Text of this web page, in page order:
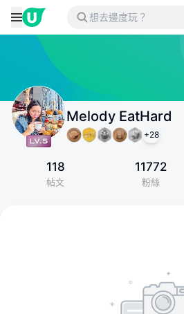
Melody EatHard
+28
118
帖文
11772
粉絲